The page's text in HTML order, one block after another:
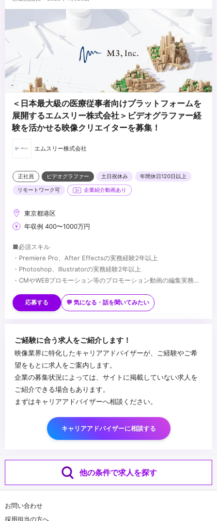
＜日本最大級の医療従事者向けプラットフォームを
展開するエムスリー株式会社＞ビデオグラファー経
験を活かせる映像クリエイターを募集！
エムスリー株式会社
正社員 ビデオグラファー 土日祝休み
年間休日120日以上
リモートワーク可
企業紹介動画あり
東京都港区
年収例 400〜1000万円
■必須スキル
・Premiere Pro、After Effectsの実務経験2年以上
・Photoshop、Illustratorの実務経験2年以上
・CMやWEBプロモーション等のプロモーション動画の編集実務経
・マーケターやデザイナーと共に協力しつつ、目標達成のためへの
主体的に動ける行動力とコミュニケーション能力
★映像制作において何らかの強みや得意領域をお持ちの方
・動画コンテンツの制作ディレクションの経験
・解析ツールを用いた定量データなどインサイトを捉えたクリエイ
・映像制作会社勤務の経験
...
応募する 💬 気になる・話を聞いてみたい
ご経験に合う求人をご紹介します！
映像業界に特化したキャリアアドバイザーが、ご経験やご希
望をもとに求人をご案内します。
企業の募集状況によっては、サイトに掲載していない求人を
ご紹介できる場合もあります。
まずはキャリアアドバイザーへ相談ください。
キャリアアドバイザーに相談する
他の条件で求人を探す
お問い合わせ
採用担当の方へ